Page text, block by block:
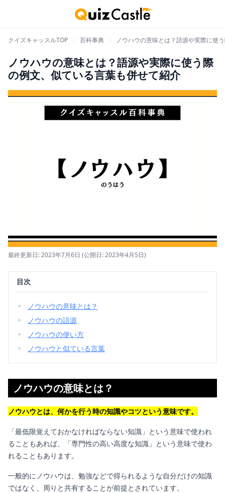
クイズキャッスルTOP 百科事典 ノウハウの意味とは？語源や実際に使
ノウハウの意味とは？語源や実際に使う際
の例文、似ている言葉も併せて紹介
最終更新日: 2023年7月6日 (公開日: 2023年4月5日)
目次
ノウハウの意味とは？
ノウハウの語源
ノウハウの使い方
ノウハウと似ている言葉
ノウハウの意味とは？
ノウハウとは、何かを行う時の知識やコツという意味です。
「最低限覚えておかなければならない知識」という意味で使われ
ることもあれば、「専門性の高い高度な知識」という意味で使わ
れることもあります。
一般的にノウハウは、勉強などで得られるような自分だけの知識
ではなく、周りと共有することが前提とされています。